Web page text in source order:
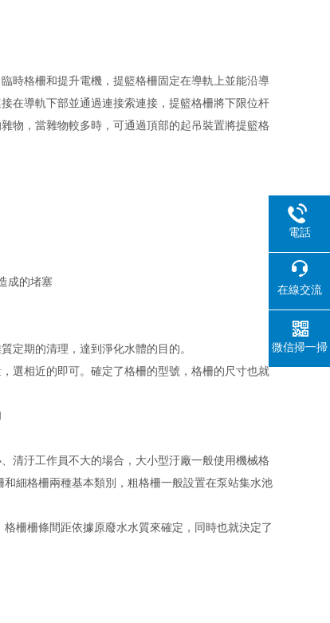
時格柵和提升電機，提籃格柵固定在導軌上並能沿導
在導軌下部並通過連接索連接，提籃格柵將下限位杆
物，當雜物較多時，可通過頂部的起吊裝置將提籃格
成的堵塞
定期的清理，達到淨化水體的目的。
選相近的即可。確定了格柵的型號，格柵的尺寸也就
清汙工作員不大的場合，大小型汙廠一般使用機械格
細格柵兩種基本類別，粗格柵一般設置在泵站集水池
柵柵條間距依據原廢水水質來確定，同時也就決定了
電話
在線交流
微信掃一掃